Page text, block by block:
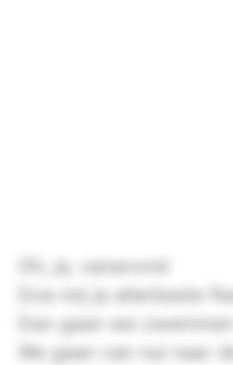
Oh, ja, vanavond
Doe mij je allerbeste
Dan gaan we
We gaan van nul naar